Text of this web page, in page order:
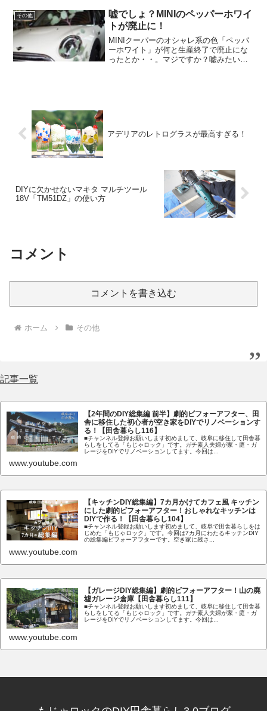
どうなの？実用性はどうなの？カッ...
その他
嘘でしょ？MINIのペッパーホワイ
トが廃止に！
MINIクーパーのオシャレ系の色「ペッパ
ーホワイト」が何と生産終了で廃止にな
ったとか・・。マジですか？嘘みたいな
アデリアのレトログラスが最高すぎる！
DIYに欠かせないマキタ マルチツール
18V「TM51DZ」の使い方
コメント
コメントを書き込む
ホーム その他
記事一覧
【2年間のDIY総集編 前半】劇的ビフォーアフター、田
舎に移住した初心者が空き家をDIYでリノベーションす
る！【田舎暮らし116】
■チャンネル登録お願いします初めまして、岐阜に移住して田舎暮
らしをしてる「もじゃロック」です。ガチ素人夫婦が家・庭・ガ
レージをDIYでリノベーションしてます。今回は...
www.youtube.com
【キッチンDIY総集編】7カ月かけてカフェ風 キッチン
にした劇的ビフォーアフター！おしゃれなキッチンは
DIYで作る！【田舎暮らし104】
■チャンネル登録お願いします初めまして、岐阜で田舎暮らしをは
じめた「もじゃロック」です。今回は7カ月にわたるキッチンDIY
の総集編ビフォーアフターです。空き家に残さ...
www.youtube.com
【ガレージDIY総集編】劇的ビフォーアフター！山の廃
墟ガレージ倉庫【田舎暮らし111】
■チャンネル登録お願いします初めまして、岐阜に移住して田舎暮
らしをしてる「もじゃロック」です。ガチ素人夫婦が家・庭・ガ
レージをDIYでリノベーションしてます。今回は...
www.youtube.com